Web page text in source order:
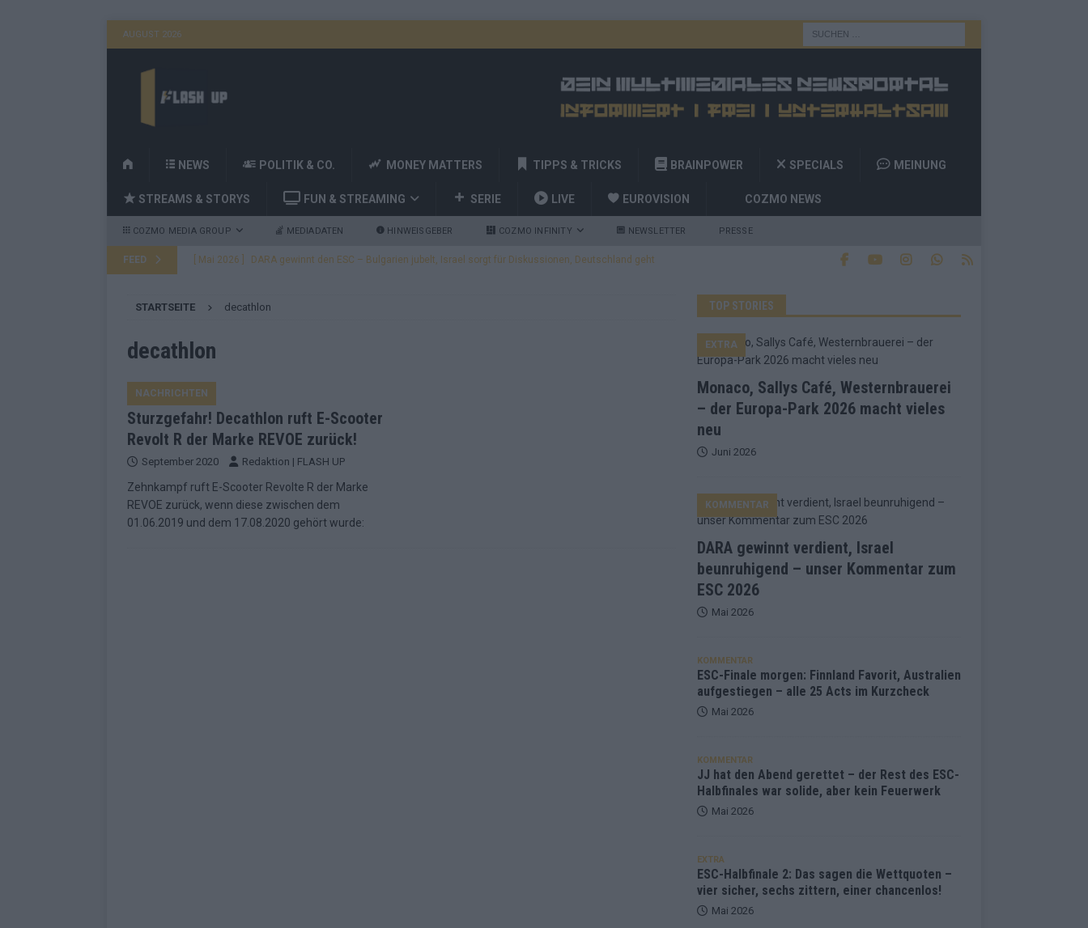
AUGUST 2026
H
M
E
NEWS POLITIK & CO. MONEY MATTERS TIPPS & TRICKS BRAINPOWER SPECIALS MEINUNG
STREAMS & STORYS FUN & STREAMING SERIE LIVE EUROVISION COZMO NEWS
COZMO MEDIA GROUP MEDIADATEN HINWEISGEBER COZMO INFINITY NEWSLETTER PRESSE
FEED [ Mai 2026 ] DARA gewinnt den ESC – Bulgarien jubelt, Israel sorgt für Diskussionen, Deutschland geht
[ Mai 2026 ] JJ, Lordi, Verka Serduchka und Billy Joel – das ESC-Finale wird eine Party
[ Mai 2026 ]
KOMMENTAR
EUROVISION
[ Mai 2026 ] Das ESC-Finale ist komplett – 26 Länder wollen den Sieg in Wien
STARTSEITE decathlon
decathlon
NACHRICHTEN
Sturzgefahr! Decathlon ruft E-Scooter
Revolt R der Marke REVOE zurück!
September 2020 Redaktion | FLASH UP
Zehnkampf ruft E-Scooter Revolte R der Marke
REVOE zurück, wenn diese zwischen dem
01.06.2019 und dem 17.08.2020 gehört wurde:
TOP STORIES
Monaco, Sallys Café, Westernbrauerei
– der Europa-Park 2026 macht vieles
neu
EXTRA
Juni 2026
DARA gewinnt verdient, Israel
beunruhigend – unser Kommentar zum
ESC 2026
KOMMENTAR
Mai 2026
KOMMENTAR
ESC-Finale morgen: Finnland Favorit, Australien
aufgestiegen – alle 25 Acts im Kurzcheck
Mai 2026
KOMMENTAR
JJ hat den Abend gerettet – der Rest des ESC-
Halbfinales war solide, aber kein Feuerwerk
Mai 2026
EXTRA
ESC-Halbfinale 2: Das sagen die Wettquoten –
vier sicher, sechs zittern, einer chancenlos!
Mai 2026